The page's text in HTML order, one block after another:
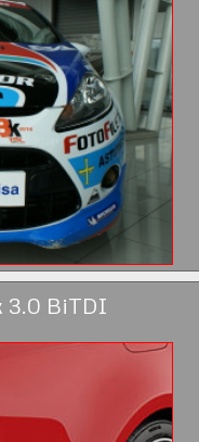
3.0 BiTDI